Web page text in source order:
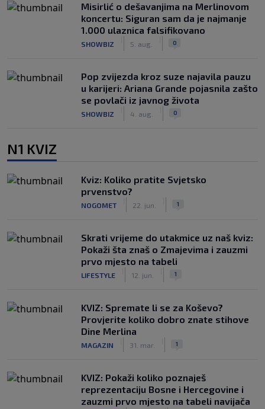
Misirlić o dešavanjima na Merlinovom
koncertu: Siguran sam da je najmanje
1.000 ulaznica falsifikovano
SHOWBIZ 5. aug. 0
Pop zvijezda kroz suze najavila pauzu
u karijeri: Ariana Grande pojasnila zašto
se povlači iz javnog života
SHOWBIZ 4. aug. 0
N1 KVIZ
Kviz: Koliko pratite Svjetsko
prvenstvo?
NOGOMET 22. jun. 1
Skrati vrijeme do utakmice uz naš kviz:
Pokaži šta znaš o Zmajevima i zauzmi
prvo mjesto na tabeli
LIFESTYLE 12. jun. 1
KVIZ: Spremate li se za Koševo?
Provjerite koliko dobro znate stihove
Dine Merlina
MAGAZIN 31. mar. 1
KVIZ: Pokaži koliko poznaješ
reprezentaciju Bosne i Hercegovine i
zauzmi prvo mjesto na tabeli navijača